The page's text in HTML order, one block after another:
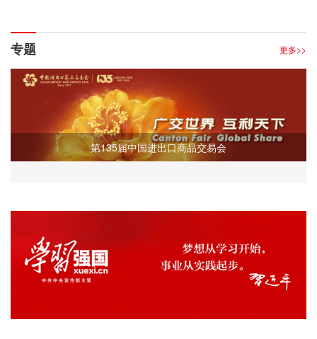
专题 更多>>
第135届中国进出口商品交易会